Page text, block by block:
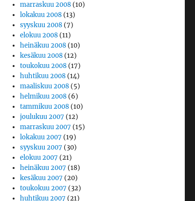
marraskuu 2008 (10)
lokakuu 2008 (13)
syyskuu 2008 (7)
elokuu 2008 (11)
heinäkuu 2008 (10)
kesäkuu 2008 (12)
toukokuu 2008 (17)
huhtikuu 2008 (14)
maaliskuu 2008 (5)
helmikuu 2008 (6)
tammikuu 2008 (10)
joulukuu 2007 (12)
marraskuu 2007 (15)
lokakuu 2007 (19)
syyskuu 2007 (30)
elokuu 2007 (21)
heinäkuu 2007 (18)
kesäkuu 2007 (20)
toukokuu 2007 (32)
huhtikuu 2007 (21)